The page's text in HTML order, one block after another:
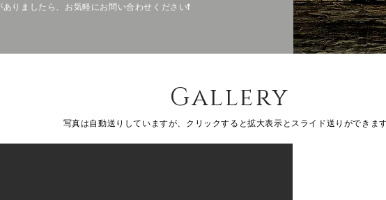
りましたら、お気軽にお問い合わせください❗️
Gallery
写真は自動送りしていますが、クリックすると拡大表示とスライド送りができま